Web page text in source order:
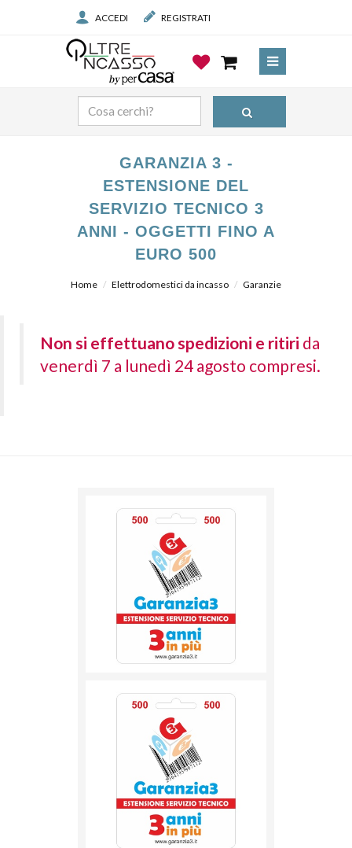
ACCEDI REGISTRATI
GARANZIA 3 -
ESTENSIONE DEL
SERVIZIO TECNICO 3
ANNI - OGGETTI FINO A
EURO 500
Home Elettrodomestici da incasso Garanzie
Non si effettuano spedizioni e ritiri da
venerdì 7 a lunedì 24 agosto compresi.